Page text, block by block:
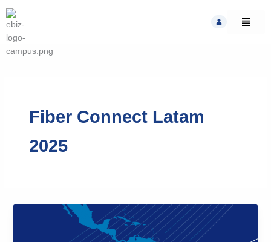
to
content
Fiber Connect Latam
2025